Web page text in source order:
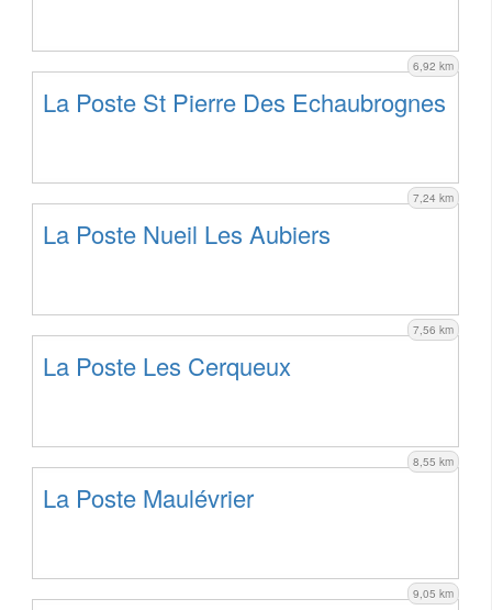
6,92 km
La Poste St Pierre Des Echaubrognes
7,24 km
La Poste Nueil Les Aubiers
7,56 km
La Poste Les Cerqueux
8,55 km
La Poste Maulévrier
9,05 km